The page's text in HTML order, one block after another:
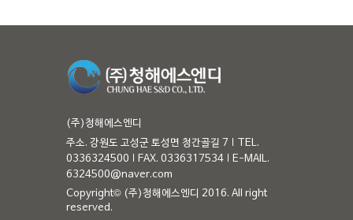
(주)청해에스엔디
주소. 강원도 고성군 토성면 청간골길 7
TEL.
0336324500
FAX. 0336317534
E-MAIL.
6324500@naver.com
Copyright© (주)청해에스엔디 2016. All right
reserved.